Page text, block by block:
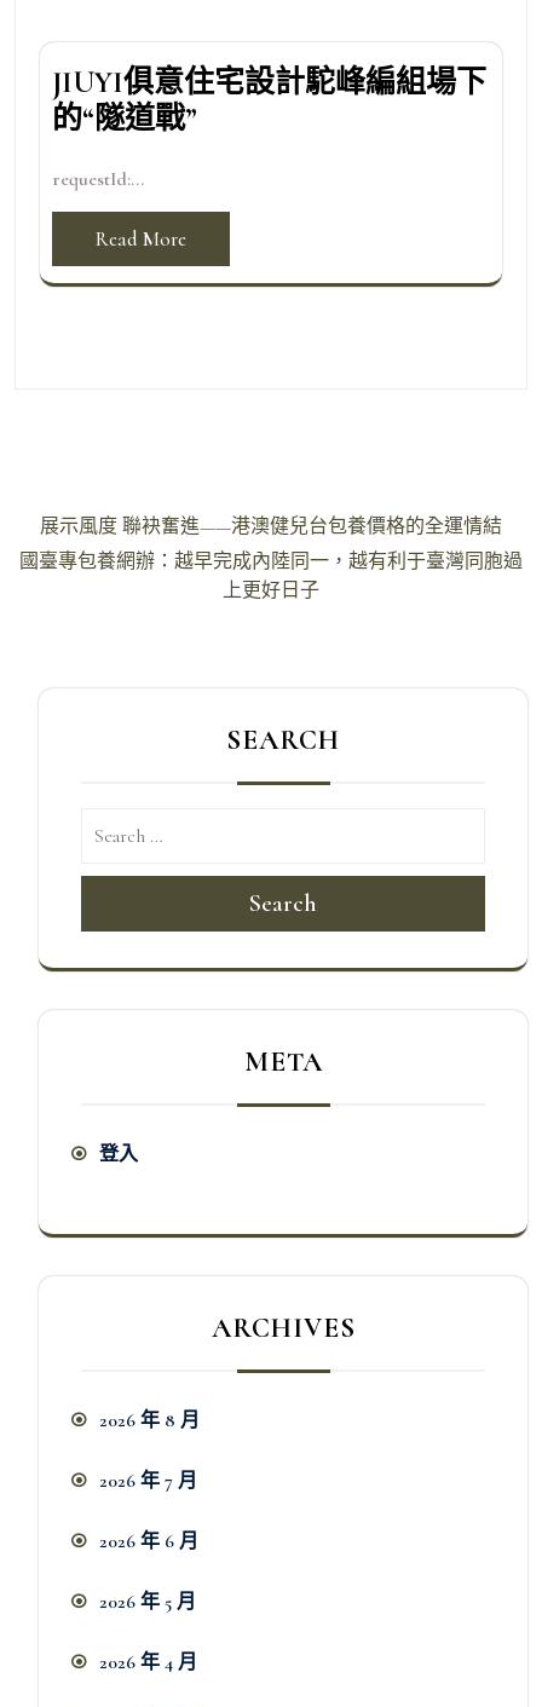
JIUYI俱意住宅設計駝峰編組場下
的“隧道戰”
requestId:...
Read More
文
章
展示風度 聯袂奮進——港澳健兒台包養價格的全運情結
國臺專包養網辦：越早完成內陸同一，越有利于臺灣同胞過
上更好日子
SEARCH
Search
META
登入
ARCHIVES
2026 年 8 月
2026 年 7 月
2026 年 6 月
2026 年 5 月
2026 年 4 月